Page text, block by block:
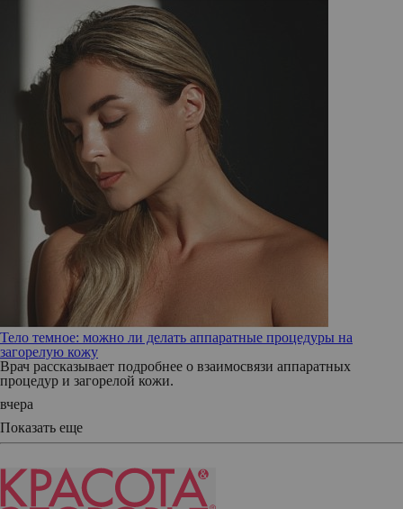
Тело темное: можно ли делать аппаратные процедуры на
загорелую кожу
Врач рассказывает подробнее о взаимосвязи аппаратных
процедур и загорелой кожи.
вчера
Показать еще